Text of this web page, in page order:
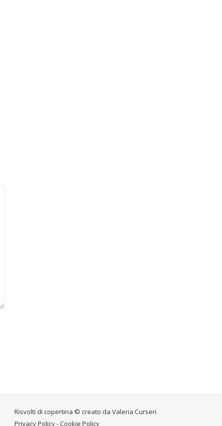
Risvolti di copertina © creato da Valeria Curseri
Privacy Policy-Cookie Policy